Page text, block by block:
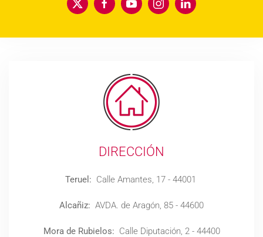
DIRECCIÓN
Teruel: Calle Amantes, 17 - 44001
Alcañiz: AVDA. de Aragón, 85 - 44600
Mora de Rubielos: Calle Diputación, 2 - 44400